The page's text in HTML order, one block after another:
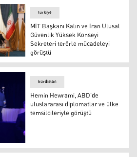
Teşkilatı (MİT) Başkanı İbrahim
türkiye
MİT Başkanı Kalın ve İran Ulusal
Güvenlik Yüksek Konseyi
Sekreteri terörle mücadeleyi
görüştü
Partisi (KDP) Siyasi Büro Üyesi
kürdistan
Hemin Hewrami, ABD'de
uluslararası diplomatlar ve ülke
temsilcileriyle görüştü